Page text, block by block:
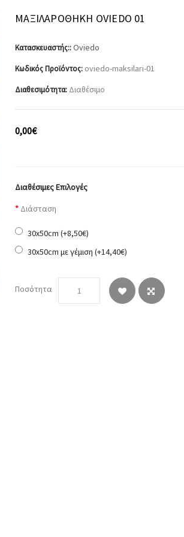
ΜΑΞΙΛΑΡΟΘΉΚΗ OVIEDO 01
Κατασκευαστής::Oviedo
Κωδικός Προϊόντος: oviedo-maksilari-01
Διαθεσιμότητα: Διαθέσιμο
0,00€
Διαθέσιμες Επιλογές
Διάσταση
30x50cm (+8,50€)
30x50cm με γέμιση (+14,40€)
Ποσότητα